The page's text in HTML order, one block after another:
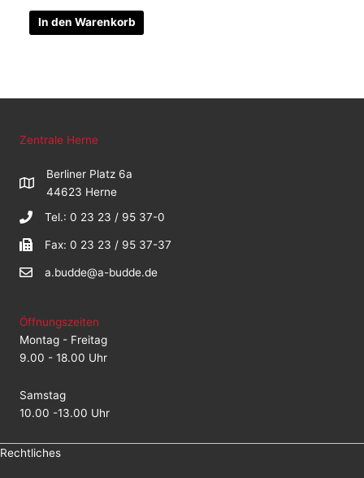
In den Warenkorb
Zentrale Herne
Berliner Platz 6a
44623 Herne
Tel.: 0 23 23 / 95 37-0
Fax: 0 23 23 / 95 37-37
a.budde@a-budde.de
Öffnungszeiten
Montag - Freitag
9.00 - 18.00 Uhr
Samstag
10.00 -13.00 Uhr
Rechtliches